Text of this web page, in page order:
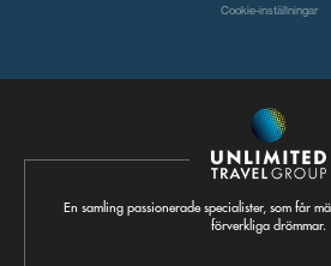
Cookie-inställningar
En samling passionerade specialister, som får
förverkliga drömmar.